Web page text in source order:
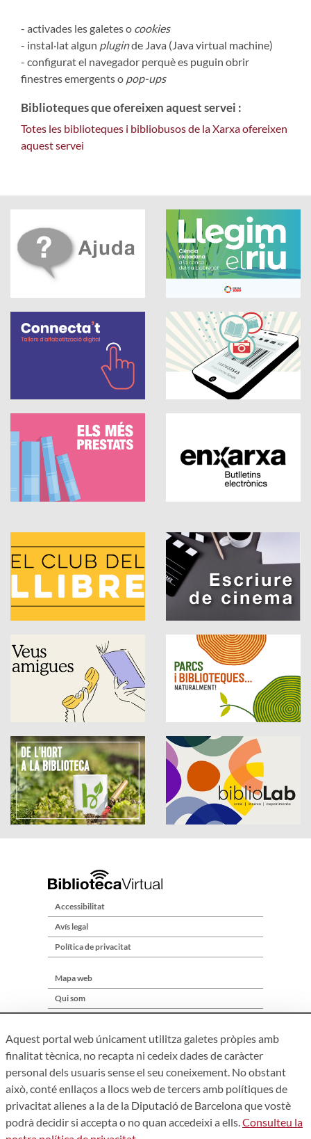
- activades les galetes o cookies
- instal·lat algun pluginde Java (Java virtual machine)
- configurat el navegador perquè es puguin obrir
finestres emergents o pop-ups
Biblioteques que ofereixen aquest servei :
Totes les biblioteques i bibliobusos de la Xarxa ofereixen
aquest servei
Accessibilitat
Avís legal
Política de privacitat
Mapa web
Qui som
Aquest portal web únicament utilitza galetes pròpies amb
finalitat tècnica, no recapta ni cedeix dades de caràcter
personal dels usuaris sense el seu coneixement. No obstant
això, conté enllaços a llocs web de tercers amb polítiques de
privacitat alienes a la de la Diputació de Barcelona que vostè
podrà decidir si accepta o no quan accedeixi a ells.Consulteu la